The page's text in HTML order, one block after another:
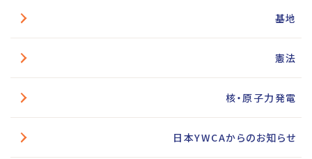
基地
憲法
核・原子力発電
日本YWCAからのお知らせ